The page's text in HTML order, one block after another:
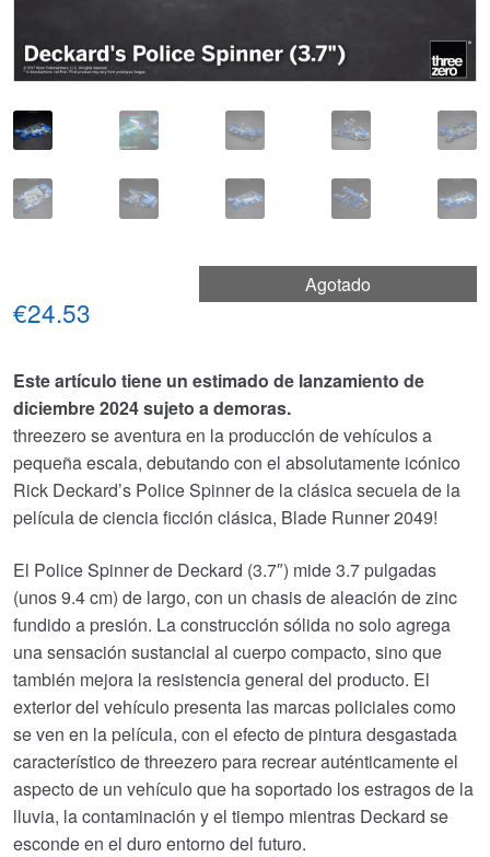
Agotado
€24.53
Este artículo tiene un estimado de lanzamiento de
diciembre 2024 sujeto a demoras.
threezero se aventura en la producción de vehículos a
pequeña escala, debutando con el absolutamente icónico
Rick Deckard’s Police Spinner de la clásica secuela de la
película de ciencia ficción clásica, Blade Runner 2049!
El Police Spinner de Deckard (3.7″) mide 3.7 pulgadas
(unos 9.4 cm) de largo, con un chasis de aleación de zinc
fundido a presión. La construcción sólida no solo agrega
una sensación sustancial al cuerpo compacto, sino que
también mejora la resistencia general del producto. El
exterior del vehículo presenta las marcas policiales como
se ven en la película, con el efecto de pintura desgastada
característico de threezero para recrear auténticamente el
aspecto de un vehículo que ha soportado los estragos de la
lluvia, la contaminación y el tiempo mientras Deckard se
esconde en el duro entorno del futuro.